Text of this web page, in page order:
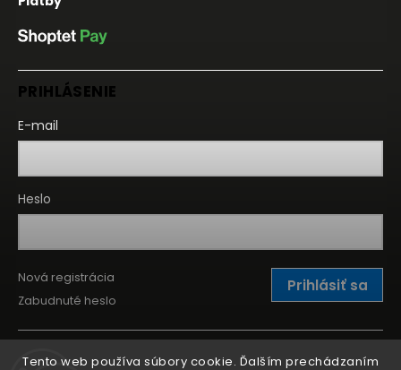
Tento web používa súbory cookie. Ďalším prechádzaním
PRIHLÁSENIE
E-mail
Heslo
Prihlásiť sa
Nová registrácia
Zabudnuté heslo